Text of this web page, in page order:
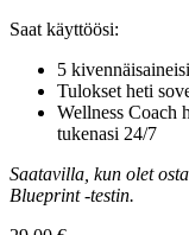
Saat käyttöösi:
5
Tulokset heti
Wellness Coach
tukenasi 24/7
Saatavilla, kun olet
Blueprint -testin.